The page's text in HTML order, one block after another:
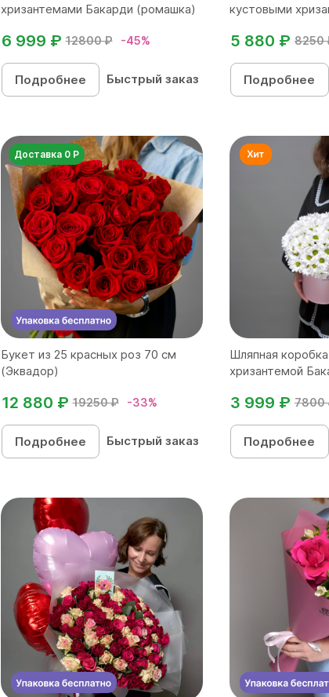
хризантемами Бакарди (ромашка)
12800 ₽ -45%
6 999 ₽
Подробнее Быстрый заказ
кустовыми
8250
5 880 ₽
Подробнее
Доставка 0 Р
Букет из 25 красных роз 70 см
(Эквадор)
19250 ₽ -33%
12 880 ₽
Подробнее Быстрый заказ
Шляпная
хризантемой
7800
3 999 ₽
Подробнее